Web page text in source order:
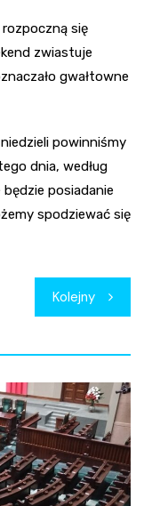
się
zwiastuje
gwałtowne
powinniśmy
dnia, według
posiadanie
spodziewać się
Kolejny